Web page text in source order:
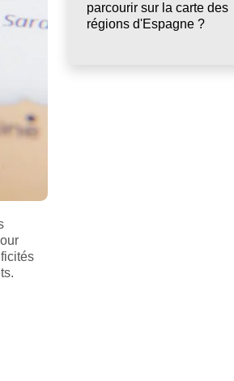
parcourir sur la carte des
régions d'Espagne ?